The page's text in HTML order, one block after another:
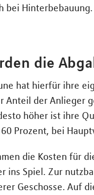
bei Hinterbebauung.
die
hat hierfür ihre
Anteil der Anlieger
höher ist ihre
Prozent, bei
die Kosten für
ins Spiel. Zur
Geschosse. Auf